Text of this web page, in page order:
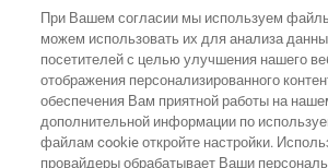
Wolffstraße 1
56746 Kempenich
При Вашем согласии мы используем
можем использовать их для анализа
посетителей с целью улучшения нашего
отображения персонализированного
обеспечения Вам приятной работы на
дополнительной информации по
файлам cookie откройте настройки.
провайдеры обрабатывает Ваши